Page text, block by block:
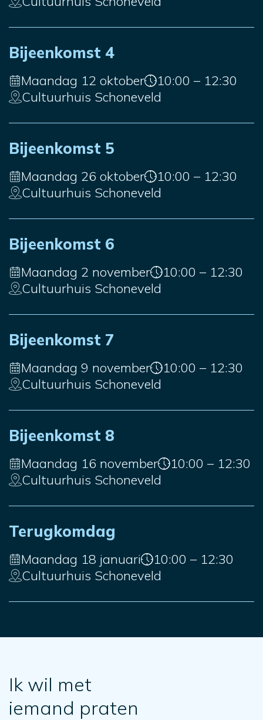
Bijeenkomst 4
Maandag 12 oktober
10:00 – 12:30
Cultuurhuis Schoneveld
Bijeenkomst 5
Maandag 26 oktober
10:00 – 12:30
Cultuurhuis Schoneveld
Bijeenkomst 6
Maandag 2 november
10:00 – 12:30
Cultuurhuis Schoneveld
Bijeenkomst 7
Maandag 9 november
10:00 – 12:30
Cultuurhuis Schoneveld
Bijeenkomst 8
Maandag 16 november
10:00 – 12:30
Cultuurhuis Schoneveld
Terugkomdag
Maandag 18 januari
10:00 – 12:30
Cultuurhuis Schoneveld
Ik wil met
iemand praten